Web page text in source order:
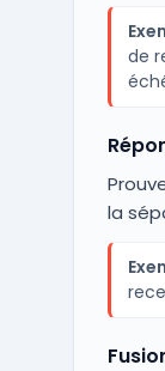
de
la